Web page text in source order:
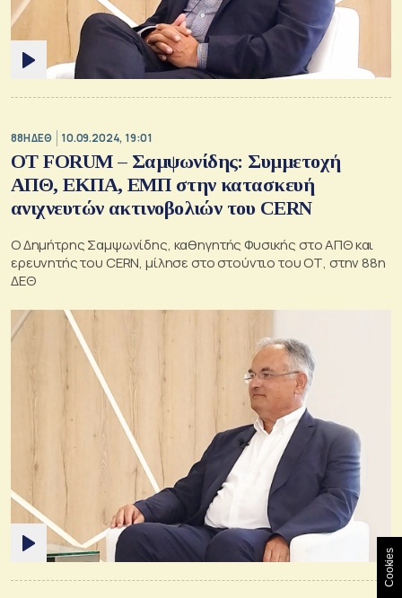
88Η ΔΕΘ 10.09.2024, 19:01
OT FORUM – Σαμψωνίδης: Συμμετοχή
ΑΠΘ, ΕΚΠΑ, ΕΜΠ στην κατασκευή
ανιχνευτών ακτινοβολιών του CERN
Ο Δημήτρης Σαμψωνίδης, καθηγητής Φυσικής στο ΑΠΘ και
ερευνητής του CERN, μίλησε στο στούντιο του ΟΤ, στην 88η
ΔΕΘ
Cookies